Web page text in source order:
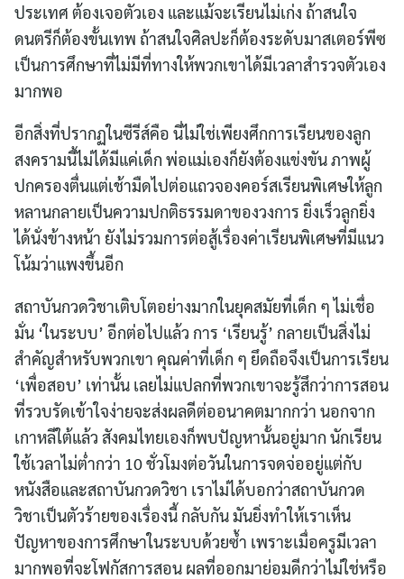
ประเทศ ต้องเจอตัวเอง และแม้จะเรียนไม่เก่ง ถ้าสนใจ
ดนตรีก็ต้องขั้นเทพ ถ้าสนใจศิลปะก็ต้องระดับมาสเตอร์พีซ
เป็นการศึกษาที่ไม่มีที่ทางให้พวกเขาได้มีเวลาสำรวจตัวเอง
มากพอ
อีกสิ่งที่ปรากฏในซีรีส์คือ นี่ไม่ใช่เพียงศึกการเรียนของลูก
สงครามนี้ไม่ได้มีแค่เด็ก พ่อแม่เองก็ยังต้องแข่งขัน ภาพผู้
ปกครองตื่นแต่เช้ามืดไปต่อแถวจองคอร์สเรียนพิเศษให้ลูก
หลานกลายเป็นความปกติธรรมดาของวงการ ยิ่งเร็วลูกยิ่ง
ได้นั่งข้างหน้า ยังไม่รวมการต่อสู้เรื่องค่าเรียนพิเศษที่มีแนว
โน้มว่าแพงขึ้นอีก
สถาบันกวดวิชาเติบโตอย่างมากในยุคสมัยที่เด็ก ๆ ไม่เชื่อ
มั่น ‘ในระบบ’ อีกต่อไปแล้ว การ ‘เรียนรู้’ กลายเป็นสิ่งไม่
สำคัญสำหรับพวกเขา คุณค่าที่เด็ก ๆ ยึดถือจึงเป็นการเรียน
‘เพื่อสอบ’ เท่านั้น เลยไม่แปลกที่พวกเขาจะรู้สึกว่าการสอน
ที่รวบรัดเข้าใจง่ายจะส่งผลดีต่ออนาคตมากกว่า นอกจาก
เกาหลีใต้แล้ว สังคมไทยเองก็พบปัญหานั้นอยู่มาก นักเรียน
ใช้เวลาไม่ต่ำกว่า 10 ชั่วโมงต่อวันในการจดจ่ออยู่แต่กับ
หนังสือและสถาบันกวดวิชา เราไม่ได้บอกว่าสถาบันกวด
วิชาเป็นตัวร้ายของเรื่องนี้ กลับกัน มันยิ่งทำให้เราเห็น
ปัญหาของการศึกษาในระบบด้วยซ้ำ เพราะเมื่อครูมีเวลา
มากพอที่จะโฟกัสการสอน ผลที่ออกมาย่อมดีกว่าไม่ใช่หรือ